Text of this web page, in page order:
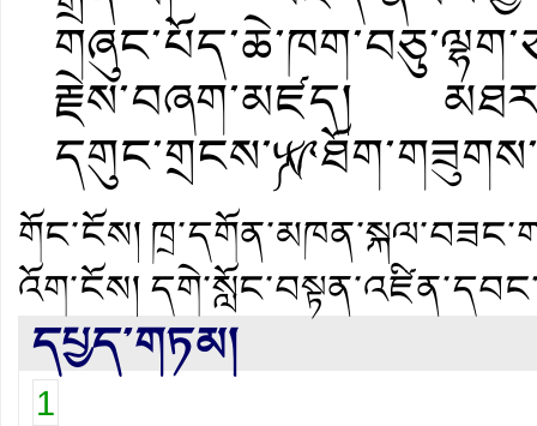
རྗེས་བཞག་མཛད།
གོང་ངོས།
འོག་ངོས།
དཔྱད་གཏམ།
1